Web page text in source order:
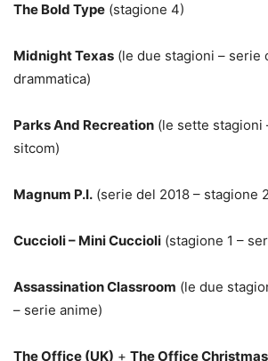
The Bold Type (stagione 4)
Midnight Texas (le due stagioni – serie
drammatica)
Parks And Recreation (le sette stagioni
sitcom)
Magnum P.I. (serie del 2018 – stagione
Cuccioli – Mini Cuccioli (stagione 1 –
Assassination Classroom (le due
– serie anime)
The Office (UK) + The Office